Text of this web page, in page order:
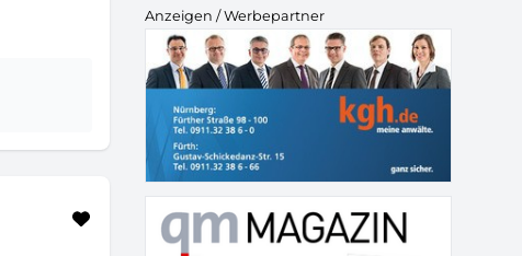
Anzeigen / Werbepartner